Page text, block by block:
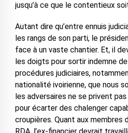
jusqu’à ce que le contentieux
Autant dire qu’entre ennuis
les rangs de son parti, le
face à un vaste chantier. Et, il
les doigts pour sortir indemne
procédures judiciaires,
nationalité ivoirienne, que nous
les adversaires ne se privent
pour écarter des chalenger
croupières. Quant aux membres